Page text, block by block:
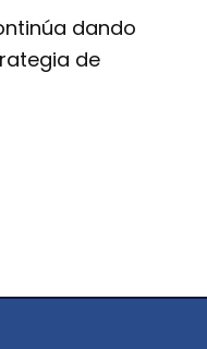
dando
de